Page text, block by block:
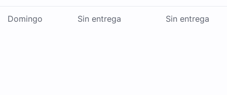
Domingo Sin entrega Sin entrega